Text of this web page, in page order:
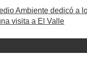
Ambiente dedicó a
visita a El Valle